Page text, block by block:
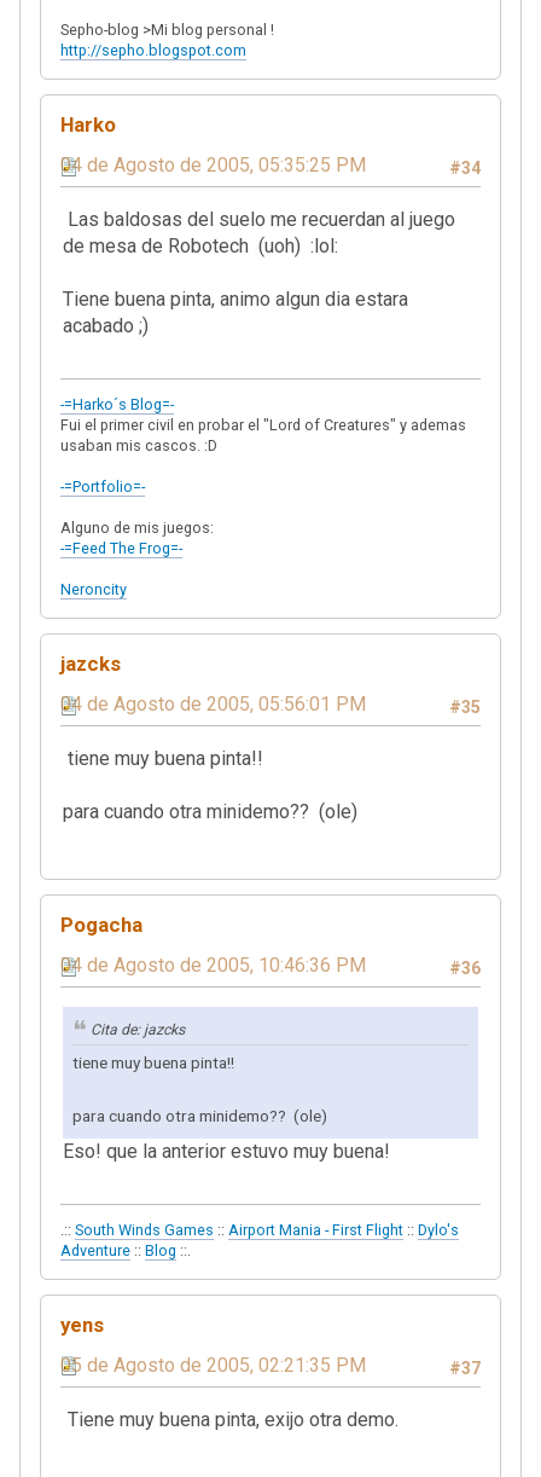
Sepho-blog >Mi blog personal !
http://sepho.blogspot.com
Harko
#34
04 de Agosto de 2005, 05:35:25 PM
Las baldosas del suelo me recuerdan al juego
de mesa de Robotech (uoh) :lol:
Tiene buena pinta, animo algun dia estara
acabado ;)
-=Harko´s Blog=-
Fui el primer civil en probar el "Lord of Creatures" y ademas
usaban mis cascos. :D
-=Portfolio=-
Alguno de mis juegos:
-=Feed The Frog=-
Neroncity
jazcks
#35
04 de Agosto de 2005, 05:56:01 PM
tiene muy buena pinta!!
para cuando otra minidemo?? (ole)
Pogacha
#36
04 de Agosto de 2005, 10:46:36 PM
Cita de: jazcks
tiene muy buena pinta!!
para cuando otra minidemo?? (ole)
Eso! que la anterior estuvo muy buena!
.:: South Winds Games :: Airport Mania - First Flight :: Dylo's
Adventure :: Blog ::.
yens
#37
05 de Agosto de 2005, 02:21:35 PM
Tiene muy buena pinta, exijo otra demo.